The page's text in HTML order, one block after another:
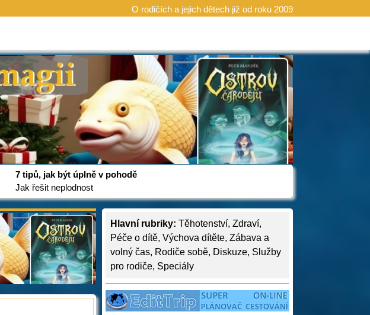
O rodičích a jejich dětech již od roku 2009
7 tipů, jak být úplně v pohodě
Jak řešit neplodnost
Hlavní rubriky: Těhotenství, Zdraví,
Péče o dítě, Výchova dítěte, Zábava a
volný čas, Rodiče sobě, Diskuze, Služby
pro rodiče, Speciály